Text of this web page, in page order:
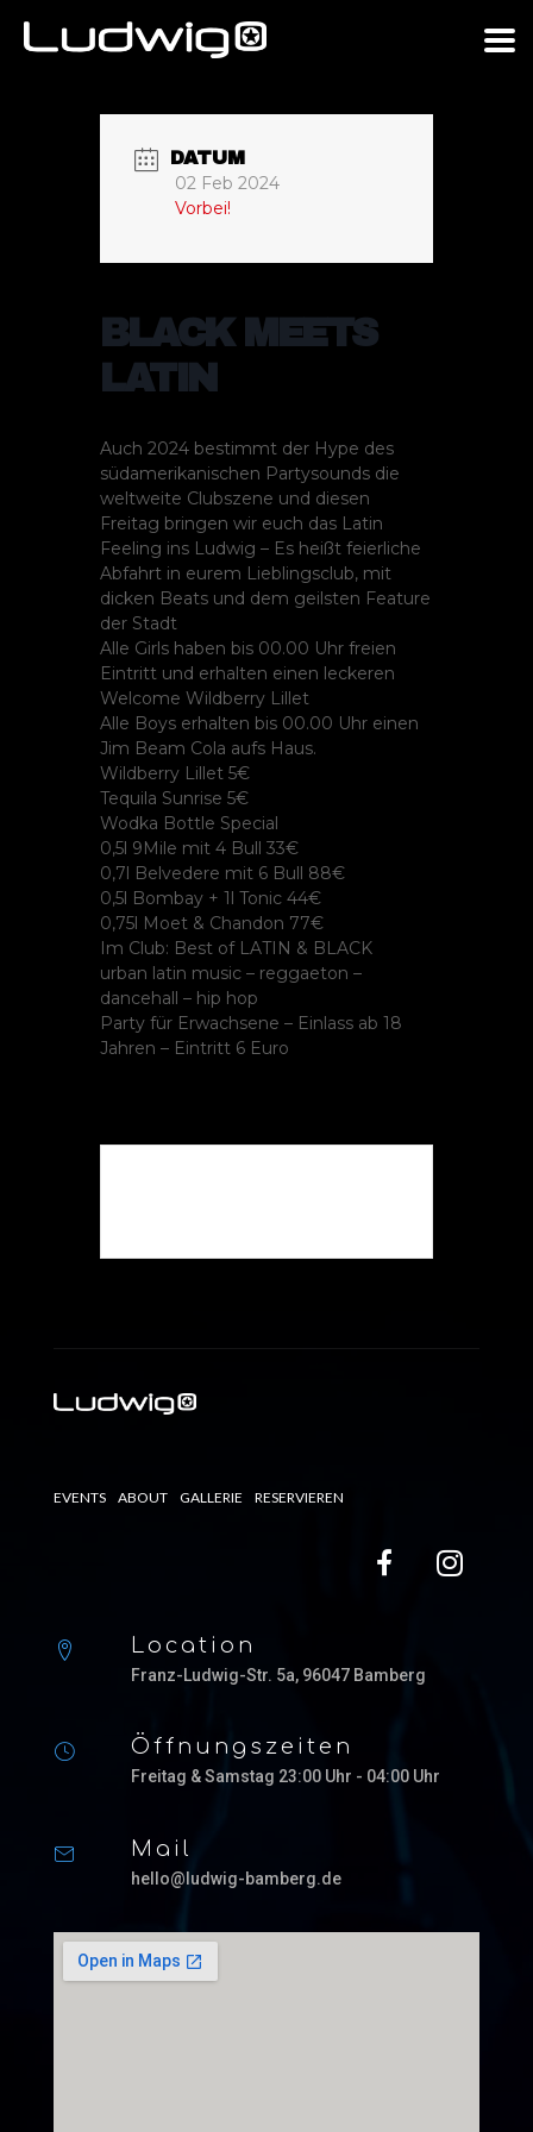
DATUM
02 Feb 2024
Vorbei!
BLACK MEETS
LATIN
Auch 2024 bestimmt der Hype des
südamerikanischen Partysounds die
weltweite Clubszene und diesen
Freitag bringen wir euch das Latin
Feeling ins Ludwig – Es heißt feierliche
Abfahrt in eurem Lieblingsclub, mit
dicken Beats und dem geilsten Feature
der Stadt
Alle Girls haben bis 00.00 Uhr freien
Eintritt und erhalten einen leckeren
Welcome Wildberry Lillet
Alle Boys erhalten bis 00.00 Uhr einen
Jim Beam Cola aufs Haus.
Wildberry Lillet 5€
Tequila Sunrise 5€
Wodka Bottle Special
0,5l 9Mile mit 4 Bull 33€
0,7l Belvedere mit 6 Bull 88€
0,5l Bombay + 1l Tonic 44€
0,75l Moet & Chandon 77€
Im Club: Best of LATIN & BLACK
urban latin music – reggaeton –
dancehall – hip hop
Party für Erwachsene – Einlass ab 18
Jahren – Eintritt 6 Euro
EVENTS ABOUT GALLERIE RESERVIEREN
Location
Franz-Ludwig-Str. 5a, 96047 Bamberg
Öffnungszeiten
Freitag & Samstag 23:00 Uhr - 04:00 Uhr
Mail
hello@ludwig-bamberg.de